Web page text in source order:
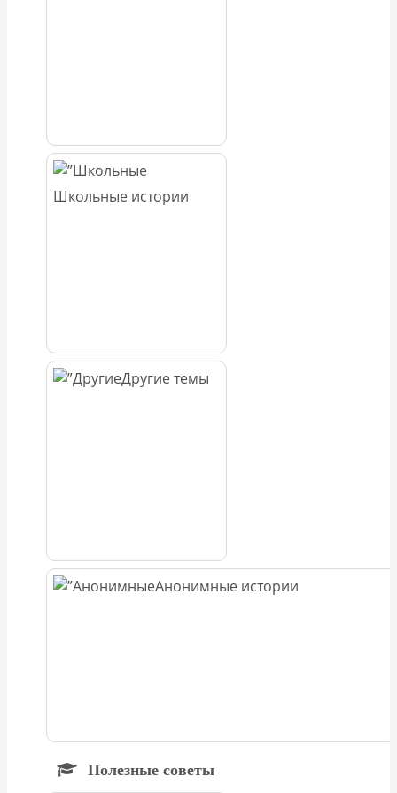
Школьные истории
Другие темы
Анонимные истории
Полезные советы